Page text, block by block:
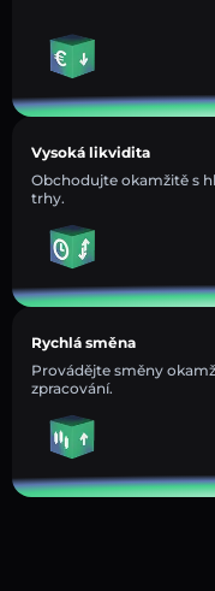
Vysoká likvidita
Obchodujte okamžitě s
trhy.
Rychlá směna
Provádějte směny
zpracování.